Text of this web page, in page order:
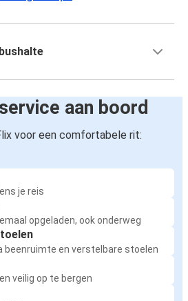
aan boord
voor een comfortabele rit:
je reis
opgeladen, ook onderweg
beenruimte en verstelbare stoelen
veilig op te bergen